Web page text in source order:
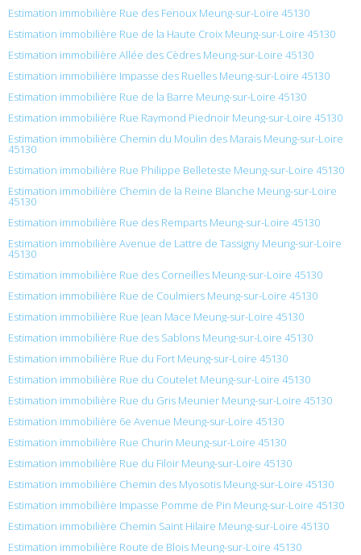
Estimation immobilière Rue des Fenoux Meung-sur-Loire 45130
Estimation immobilière Rue de la Haute Croix Meung-sur-Loire 45130
Estimation immobilière Allée des Cèdres Meung-sur-Loire 45130
Estimation immobilière Impasse des Ruelles Meung-sur-Loire 45130
Estimation immobilière Rue de la Barre Meung-sur-Loire 45130
Estimation immobilière Rue Raymond Piednoir Meung-sur-Loire 45130
Estimation immobilière Chemin du Moulin des Marais Meung-sur-Loire
45130
Estimation immobilière Rue Philippe Belleteste Meung-sur-Loire 45130
Estimation immobilière Chemin de la Reine Blanche Meung-sur-Loire
45130
Estimation immobilière Rue des Remparts Meung-sur-Loire 45130
Estimation immobilière Avenue de Lattre de Tassigny Meung-sur-Loire
45130
Estimation immobilière Rue des Corneilles Meung-sur-Loire 45130
Estimation immobilière Rue de Coulmiers Meung-sur-Loire 45130
Estimation immobilière Rue Jean Mace Meung-sur-Loire 45130
Estimation immobilière Rue des Sablons Meung-sur-Loire 45130
Estimation immobilière Rue du Fort Meung-sur-Loire 45130
Estimation immobilière Rue du Coutelet Meung-sur-Loire 45130
Estimation immobilière Rue du Gris Meunier Meung-sur-Loire 45130
Estimation immobilière 6e Avenue Meung-sur-Loire 45130
Estimation immobilière Rue Churin Meung-sur-Loire 45130
Estimation immobilière Rue du Filoir Meung-sur-Loire 45130
Estimation immobilière Chemin des Myosotis Meung-sur-Loire 45130
Estimation immobilière Impasse Pomme de Pin Meung-sur-Loire 45130
Estimation immobilière Chemin Saint Hilaire Meung-sur-Loire 45130
Estimation immobilière Route de Blois Meung-sur-Loire 45130